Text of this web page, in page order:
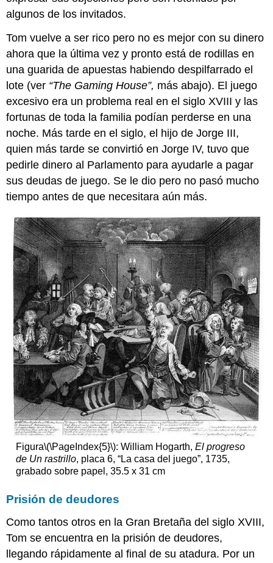
algunos de los invitados.
Tom vuelve a ser rico pero no es mejor con su dinero
ahora que la última vez y pronto está de rodillas en
una guarida de apuestas habiendo despilfarrado el
lote (ver “The Gaming House”, más abajo). El juego
excesivo era un problema real en el siglo XVIII y las
fortunas de toda la familia podían perderse en una
noche. Más tarde en el siglo, el hijo de Jorge III,
quien más tarde se convirtió en Jorge IV, tuvo que
pedirle dinero al Parlamento para ayudarle a pagar
sus deudas de juego. Se le dio pero no pasó mucho
tiempo antes de que necesitara aún más.
Figura\(\PageIndex{5}\): William Hogarth, El progreso
de Un rastrillo, placa 6, “La casa del juego”, 1735,
grabado sobre papel, 35.5 x 31 cm
Prisión de deudores
Como tantos otros en la Gran Bretaña del siglo XVIII,
Tom se encuentra en la prisión de deudores,
llegando rápidamente al final de su atadura. Por un